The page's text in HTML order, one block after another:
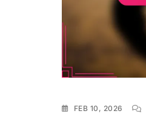
FEB 10, 2026